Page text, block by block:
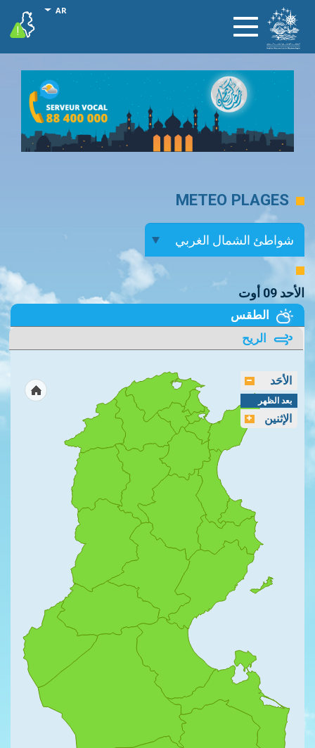
تجاوز
المحتوى
Toggle
navigation
AR
actions
vigilance
METEO PLAGES
الأحد 09 أوت
الطقس
الريح
الأحَد
بعد الظهر
الإثنين